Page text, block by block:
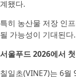
계됐다.
특히 농산물 저장 인
될 가능성이 기대된다.
서울푸드 2026에서
칠일초(VINE7)는 6월